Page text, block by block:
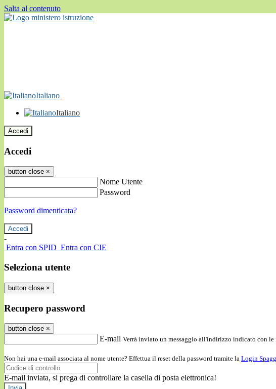
Salta al contenuto
Italiano
Italiano
Accedi
Accedi
button close ×
Nome Utente
Password
Password dimenticata?
-
Entra con SPID Entra con CIE
Seleziona utente
button close ×
Recupero password
button close ×
E-mail Verrà inviato un messaggio all'indirizzo indicato con le
Non hai una e-mail associata al nome utente? Effettua il reset della password tramite la Login
E-mail inviata, si prega di controllare la casella di posta elettronica!